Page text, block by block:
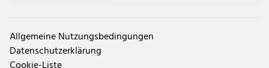
Allgemeine Nutzungsbedingungen
Datenschutzerklärung